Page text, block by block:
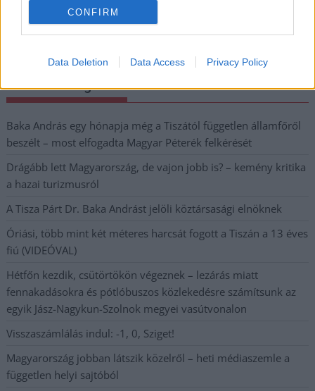
CONFIRM
Data Deletion Data Access Privacy Policy
Nem szeretne lemaradni semmiről? Csak egy kattintás, és hírlevelünk a
legfrissebb információkkal és exkluzív tartalmakkal hétről hétre
postaládájába érkezik!
A SZOL24 legfrissebb 24 cikke
Baka András egy hónapja még a Tiszától független államfőről
beszélt – most elfogadta Magyar Péterék felkérését
Drágább lett Magyarország, de vajon jobb is? – kemény kritika
a hazai turizmusról
A Tisza Párt Dr. Baka Andrást jelöli köztársasági elnöknek
Óriási, több mint két méteres harcsát fogott a Tiszán a 13 éves
fiú (VIDEÓVAL)
Hétfőn kezdik, csütörtökön végeznek – lezárás miatt
fennakadásokra és pótlóbuszos közlekedésre számítsunk az
egyik Jász-Nagykun-Szolnok megyei vasútvonalon
Visszaszámlálás indul: -1, 0, Sziget!
Magyarország jobban látszik közelről – heti médiaszemle a
független helyi sajtóból